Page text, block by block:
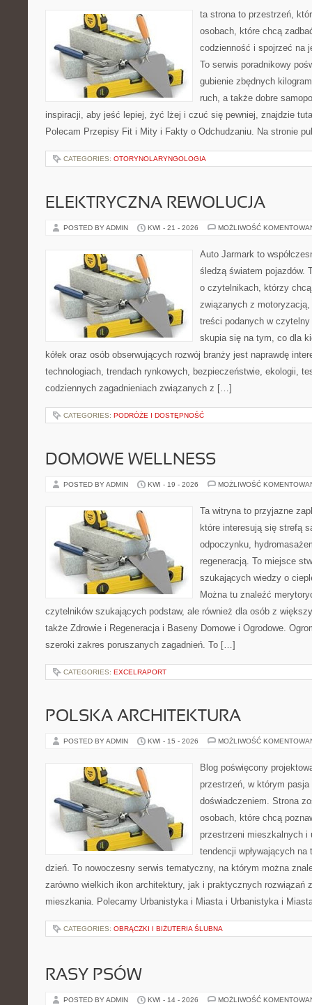
ta strona to przestrzeń,
osobach, które chcą
codzienność i spojrzeć na
To serwis poradnikowy
gubienie zbędnych
ruch, a także dobre
inspiracji, aby jeść lepiej, żyć lżej i czuć się pewniej, znajdzie
Polecam Przepisy Fit i Mity i Fakty o Odchudzaniu. Na stronie
CATEGORIES: OTORYNOLARYNGOLOGIA
ELEKTRYCZNA REWOLUCJA
POSTED BY ADMIN KWI - 21 - 2026 MOŻLIWOŚĆ
Auto Jarmark to
śledzą światem pojazdów.
o czytelnikach, którzy
związanych z
treści podanych w
skupia się na tym, co dla
kółek oraz osób obserwujących rozwój branży jest naprawdę
technologiach, trendach rynkowych, bezpieczeństwie, ekologii,
codziennych zagadnieniach związanych z […]
CATEGORIES: PODRÓŻE I DOSTĘPNOŚĆ
DOMOWE WELLNESS
POSTED BY ADMIN KWI - 19 - 2026 MOŻLIWOŚĆ
Ta witryna to przyjazne
które interesują się strefą
odpoczynku,
regeneracją. To miejsce
szukających wiedzy o
Można tu znaleźć
czytelników szukających podstaw, ale również dla osób z
także Zdrowie i Regeneracja i Baseny Domowe i Ogrodowe.
szeroki zakres poruszanych zagadnień. To […]
CATEGORIES: EXCELRAPORT
POLSKA ARCHITEKTURA
POSTED BY ADMIN KWI - 15 - 2026 MOŻLIWOŚĆ
Blog poświęcony
przestrzeń, w którym
doświadczeniem. Strona
osobach, które chcą
przestrzeni mieszkalnych i
tendencji wpływających
dzień. To nowoczesny serwis tematyczny, na którym można
zarówno wielkich ikon architektury, jak i praktycznych rozwiązań
mieszkania. Polecamy Urbanistyka i Miasta i Urbanistyka i
CATEGORIES: OBRĄCZKI I BIŻUTERIA ŚLUBNA
RASY PSÓW
POSTED BY ADMIN KWI - 14 - 2026 MOŻLIWOŚĆ